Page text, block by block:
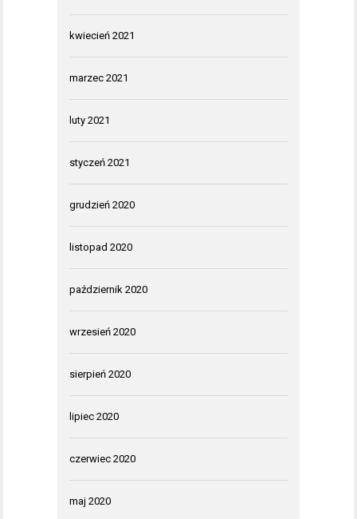
kwiecień 2021
marzec 2021
luty 2021
styczeń 2021
grudzień 2020
listopad 2020
październik 2020
wrzesień 2020
sierpień 2020
lipiec 2020
czerwiec 2020
maj 2020